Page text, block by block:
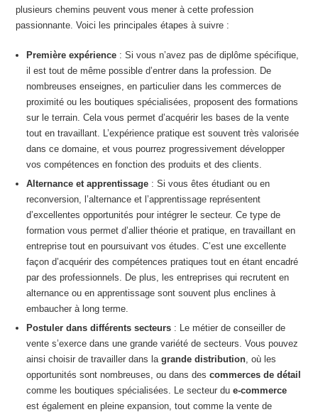
plusieurs chemins peuvent vous mener à cette profession
passionnante. Voici les principales étapes à suivre :
Première expérience : Si vous n’avez pas de diplôme spécifique,
il est tout de même possible d’entrer dans la profession. De
nombreuses enseignes, en particulier dans les commerces de
proximité ou les boutiques spécialisées, proposent des formations
sur le terrain. Cela vous permet d’acquérir les bases de la vente
tout en travaillant. L’expérience pratique est souvent très valorisée
dans ce domaine, et vous pourrez progressivement développer
vos compétences en fonction des produits et des clients.
Alternance et apprentissage : Si vous êtes étudiant ou en
reconversion, l’alternance et l’apprentissage représentent
d’excellentes opportunités pour intégrer le secteur. Ce type de
formation vous permet d’allier théorie et pratique, en travaillant en
entreprise tout en poursuivant vos études. C’est une excellente
façon d’acquérir des compétences pratiques tout en étant encadré
par des professionnels. De plus, les entreprises qui recrutent en
alternance ou en apprentissage sont souvent plus enclines à
embaucher à long terme.
Postuler dans différents secteurs : Le métier de conseiller de
vente s’exerce dans une grande variété de secteurs. Vous pouvez
ainsi choisir de travailler dans lagrande distribution, où les
opportunités sont nombreuses, ou dans descommerces de détail
comme les boutiques spécialisées. Le secteur due-commerce
est également en pleine expansion, tout comme la vente de